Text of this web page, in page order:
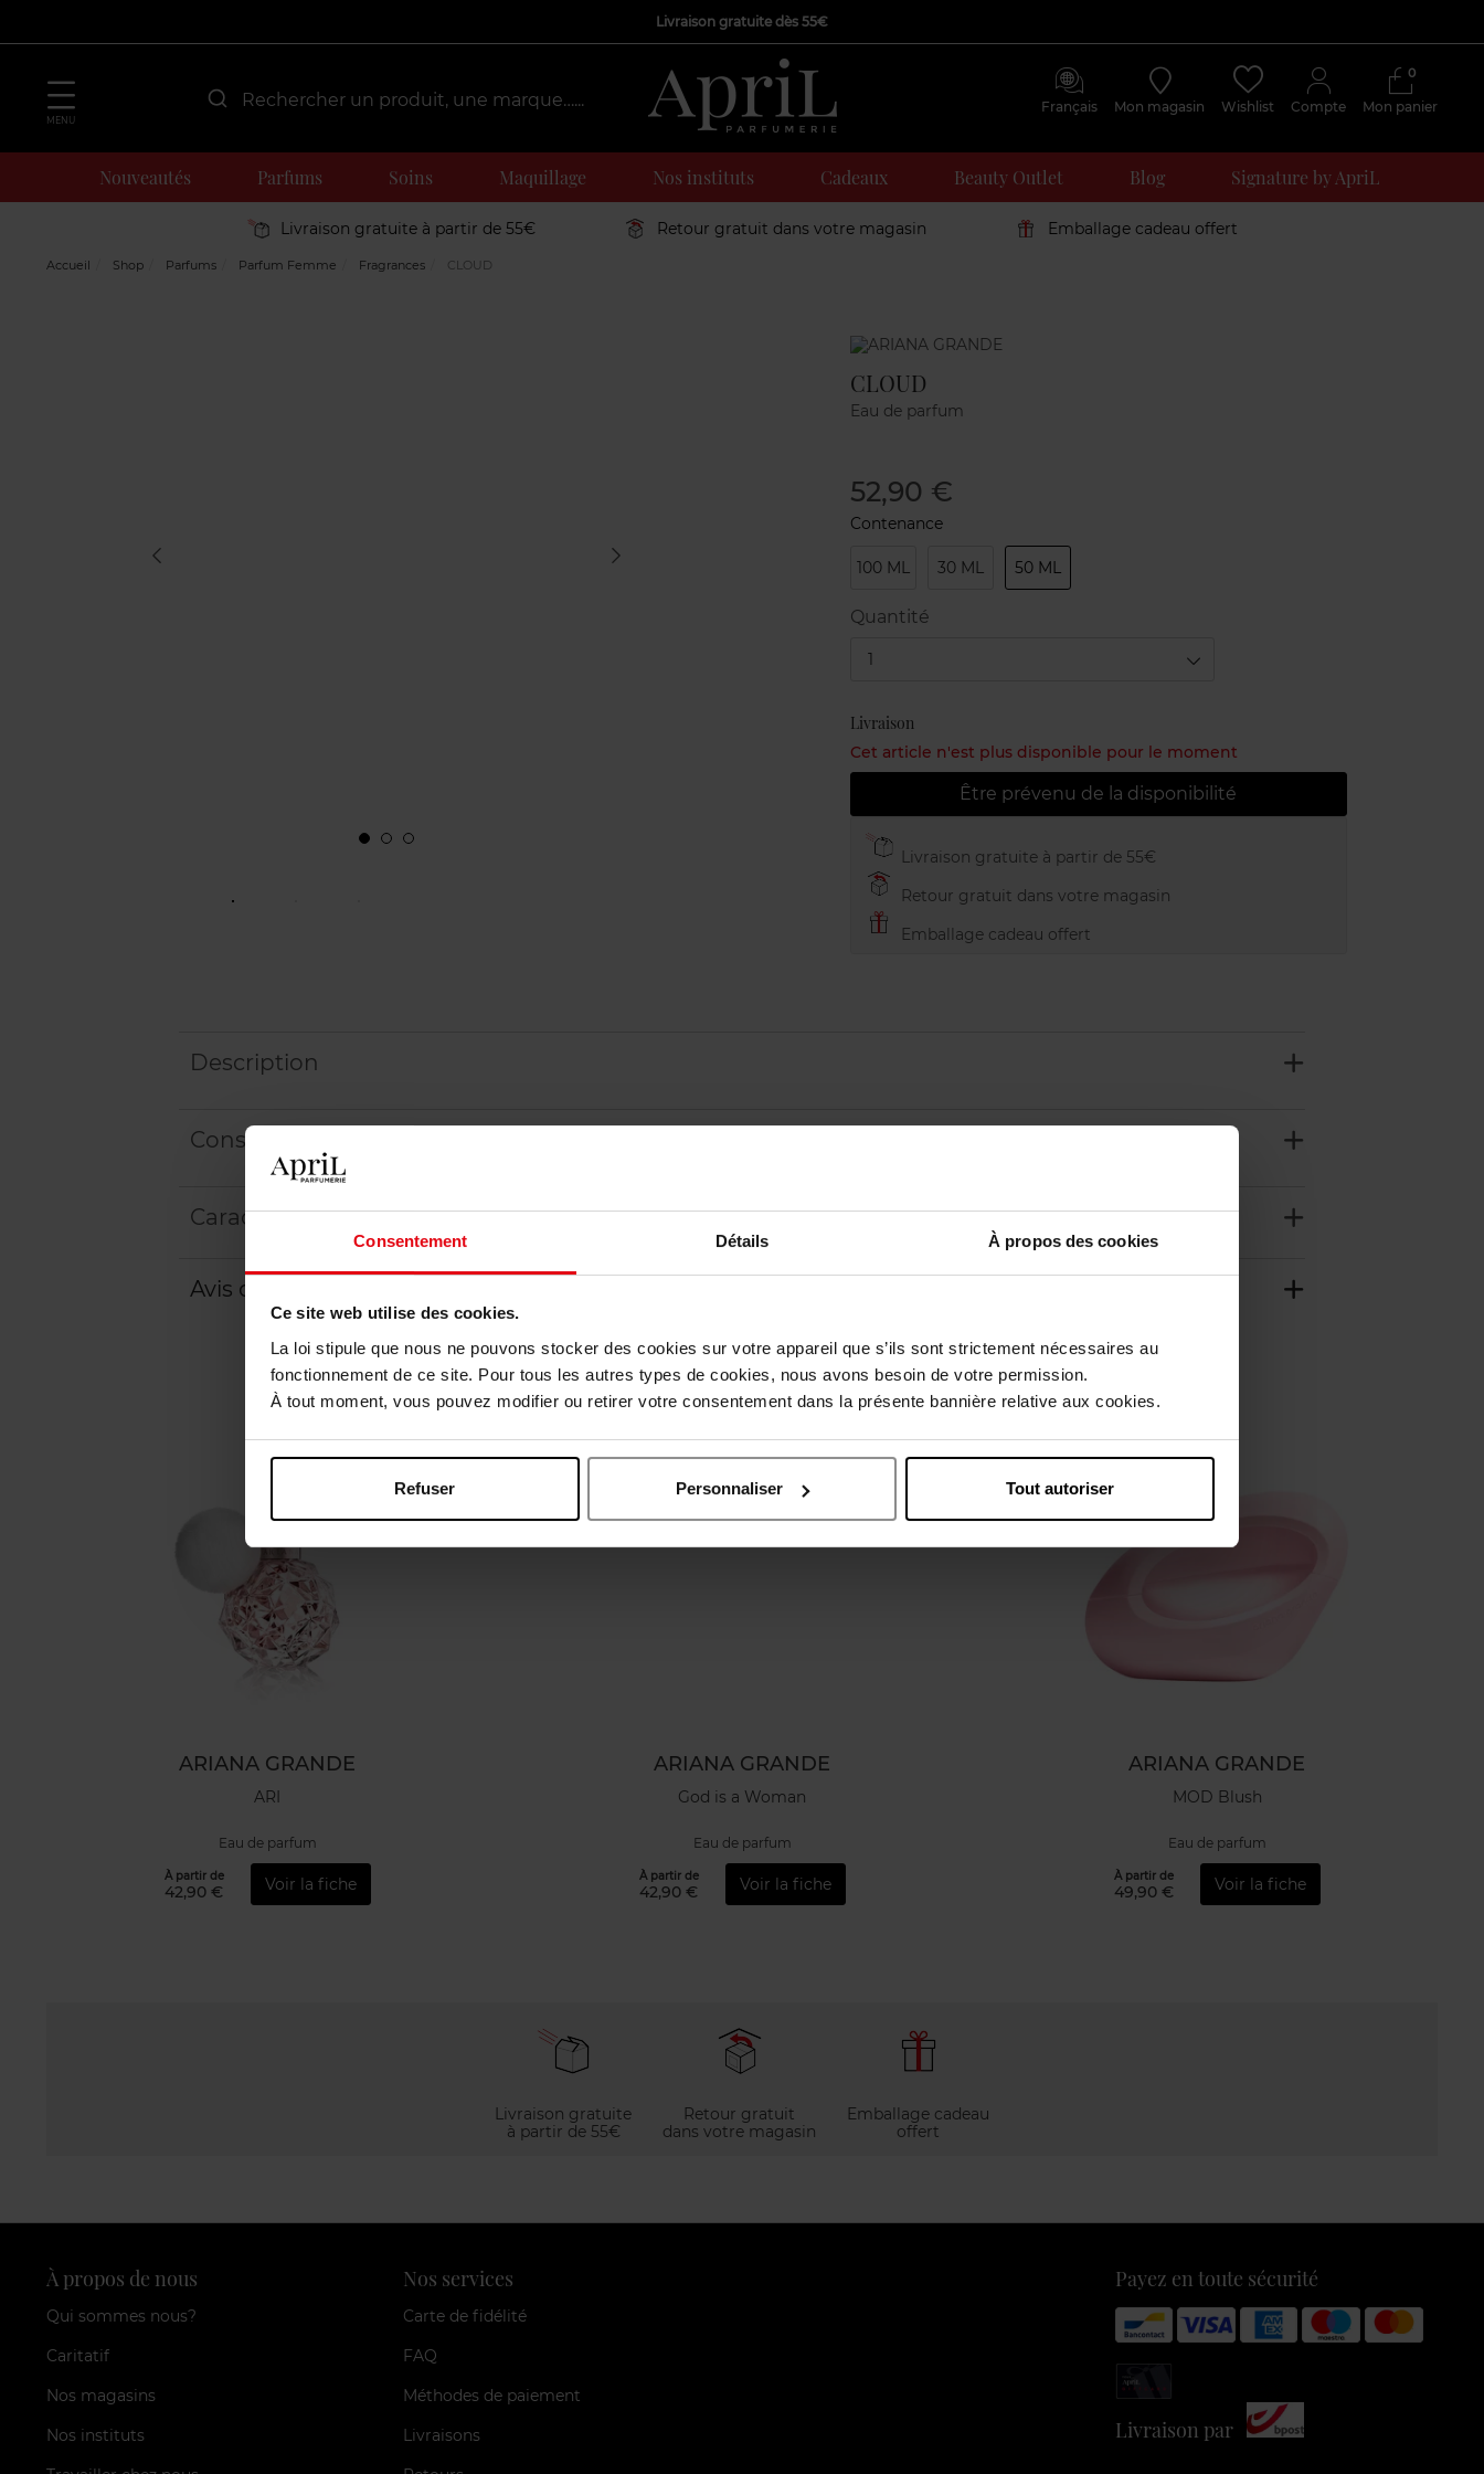
Consentement Détails À propos des cookies
Ce site web utilise des cookies.
La loi stipule que nous ne pouvons stocker des cookies sur votre appareil que s’ils sont strictement nécessaires au
fonctionnement de ce site. Pour tous les autres types de cookies, nous avons besoin de votre permission.
À tout moment, vous pouvez modifier ou retirer votre consentement dans la présente bannière relative aux cookies.
Refuser Personnaliser Tout autoriser
Livraison gratuite dès 55€
MENU
Français Mon magasin Wishlist Compte Mon panier
0
Nouveautés Parfums Soins Maquillage Nos instituts Cadeaux Beauty Outlet Blog Signature by ApriL
Livraison gratuite à partir de 55€ Retour gratuit dans votre magasin Emballage cadeau offert
Accueil Shop Parfums Parfum Femme Fragrances CLOUD
Marque
CLOUD
Eau de parfum
52,90 €
Contenance
100 ML 30 ML 50 ML
Quantité
1
Livraison
Cet article n'est plus disponible pour le moment
Être prévenu de la disponibilité
Livraison gratuite à partir de 55€
Retour gratuit dans votre magasin
Emballage cadeau offert
Description
Conseil d'utilisation
Caractéristiques
Avis client
Vous aimerez peut-être
ARIANA GRANDE
ARI
Eau de parfum
À partir de
42,90 € Voir la fiche
ARIANA GRANDE
God is a Woman
Eau de parfum
À partir de
42,90 € Voir la fiche
ARIANA GRANDE
MOD Blush
Eau de parfum
À partir de
49,90 € Voir la fiche
Livraison gratuite
à partir de 55€
Retour gratuit
dans votre magasin
Emballage cadeau
offert
À propos de nous
Qui sommes nous?
Caritatif
Nos magasins
Nos instituts
Nos services
Carte de fidélité
FAQ
Méthodes de paiement
Livraisons
Payez en toute sécurité
Livraison par